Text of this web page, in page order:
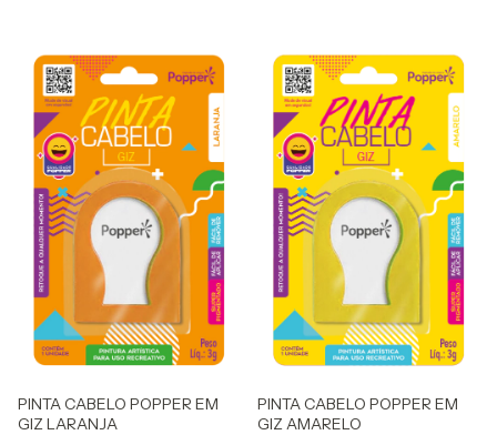
PINTA CABELO POPPER EM
GIZ LARANJA
PINTA CABELO POPPER EM
GIZ AMARELO